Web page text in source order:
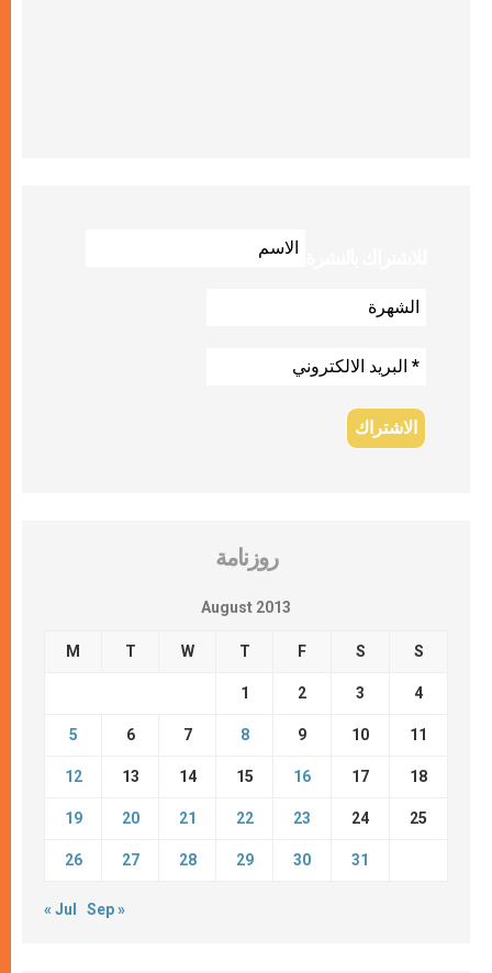
روزنامة
August 2013
M T W T F S S
1 2 3 4
5 6 7 8 9 10 11
12 13 14 15 16 17 18
19 20 21 22 23 24 25
26 27 28 29 30 31
« Jul Sep »